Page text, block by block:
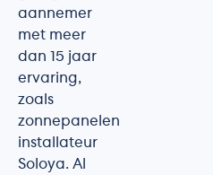
aannemer
met meer
dan 15 jaar
ervaring,
zoals
zonnepanelen
installateur
Soloya. Al